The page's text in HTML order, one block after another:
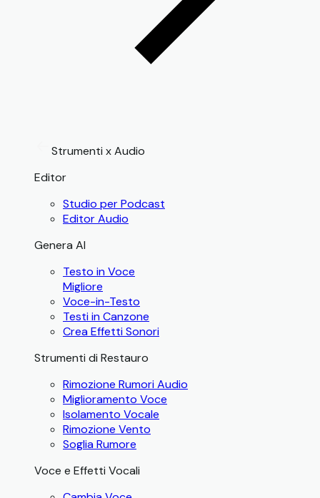
Strumenti x Audio
Editor
Studio per Podcast
Editor Audio
Genera AI
Testo in Voce
Migliore
Voce-in-Testo
Testi in Canzone
Crea Effetti Sonori
Strumenti di Restauro
Rimozione Rumori Audio
Miglioramento Voce
Isolamento Vocale
Rimozione Vento
Soglia Rumore
Voce e Effetti Vocali